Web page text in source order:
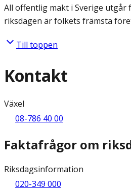
All offentlig makt i Sverige utgår
riksdagen är folkets främsta
Till toppen
Kontakt
Växel
08-786 40 00
Faktafrågor om
Riksdagsinformation
020-349 000